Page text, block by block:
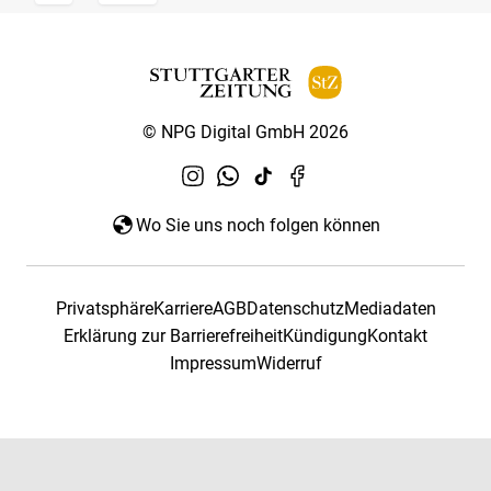
© NPG Digital GmbH 2026
Wo Sie uns noch folgen können
PrivatsphäreKarriereAGBDatenschutzMediadaten
Erklärung zur BarrierefreiheitKündigungKontakt
ImpressumWiderruf